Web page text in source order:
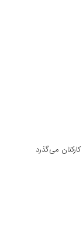
می‌گذرد